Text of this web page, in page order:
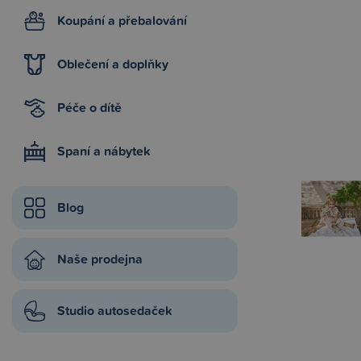
Koupání a přebalování
Oblečení a doplňky
Péče o dítě
Spaní a nábytek
Blog
Naše prodejna
Studio autosedaček